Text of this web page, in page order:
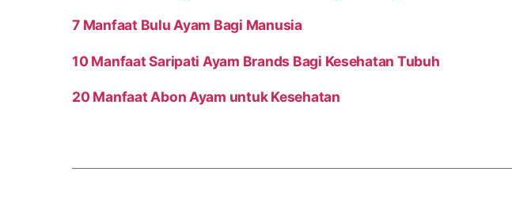
7 Manfaat Bulu Ayam Bagi Manusia
10 Manfaat Saripati Ayam Brands Bagi Kesehatan Tubuh
20 Manfaat Abon Ayam untuk Kesehatan